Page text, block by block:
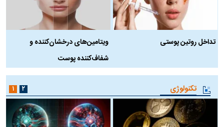
تداخل روتین پوستی
ویتامین‌های درخشان‌کننده و
شفاف‌کننده پوست
تکنولوژی ۱ ۲